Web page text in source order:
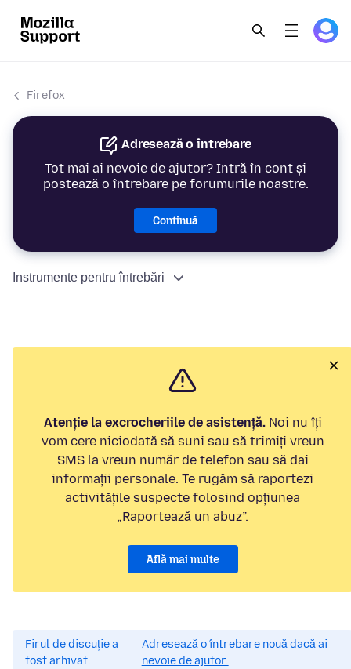
Firefox
Adresează o întrebare
Tot mai ai nevoie de ajutor? Intră în cont și
postează o întrebare pe forumurile noastre.
Continuă
Instrumente pentru întrebări
Atenție la excrocheriile de asistență.Noi nu îți
vom cere niciodată să suni sau să trimiți vreun
SMS la vreun număr de telefon sau să dai
informații personale. Te rugăm să raportezi
activitățile suspecte folosind opțiunea
„Raportează un abuz”.
Află mai multe
Firul de discuție a
fost arhivat.
Adresează o întrebare nouă dacă ai
nevoie de ajutor.